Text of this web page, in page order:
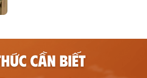
CẦN BIẾT